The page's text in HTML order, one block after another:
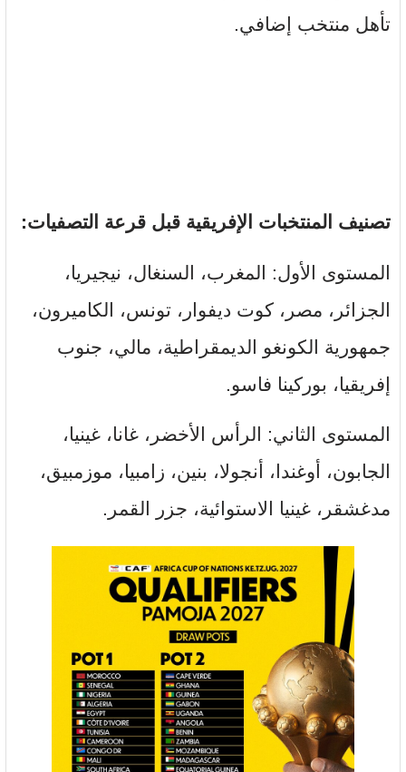
تأهل منتخب إضافي.
تصنيف المنتخبات الإفريقية قبل قرعة التصفيات:
المستوى الأول: المغرب، السنغال، نيجيريا،
الجزائر، مصر، كوت ديفوار، تونس، الكاميرون،
جمهورية الكونغو الديمقراطية، مالي، جنوب
إفريقيا، بوركينا فاسو.
المستوى الثاني: الرأس الأخضر، غانا، غينيا،
الجابون، أوغندا، أنجولا، بنين، زامبيا، موزمبيق،
مدغشقر، غينيا الاستوائية، جزر القمر.